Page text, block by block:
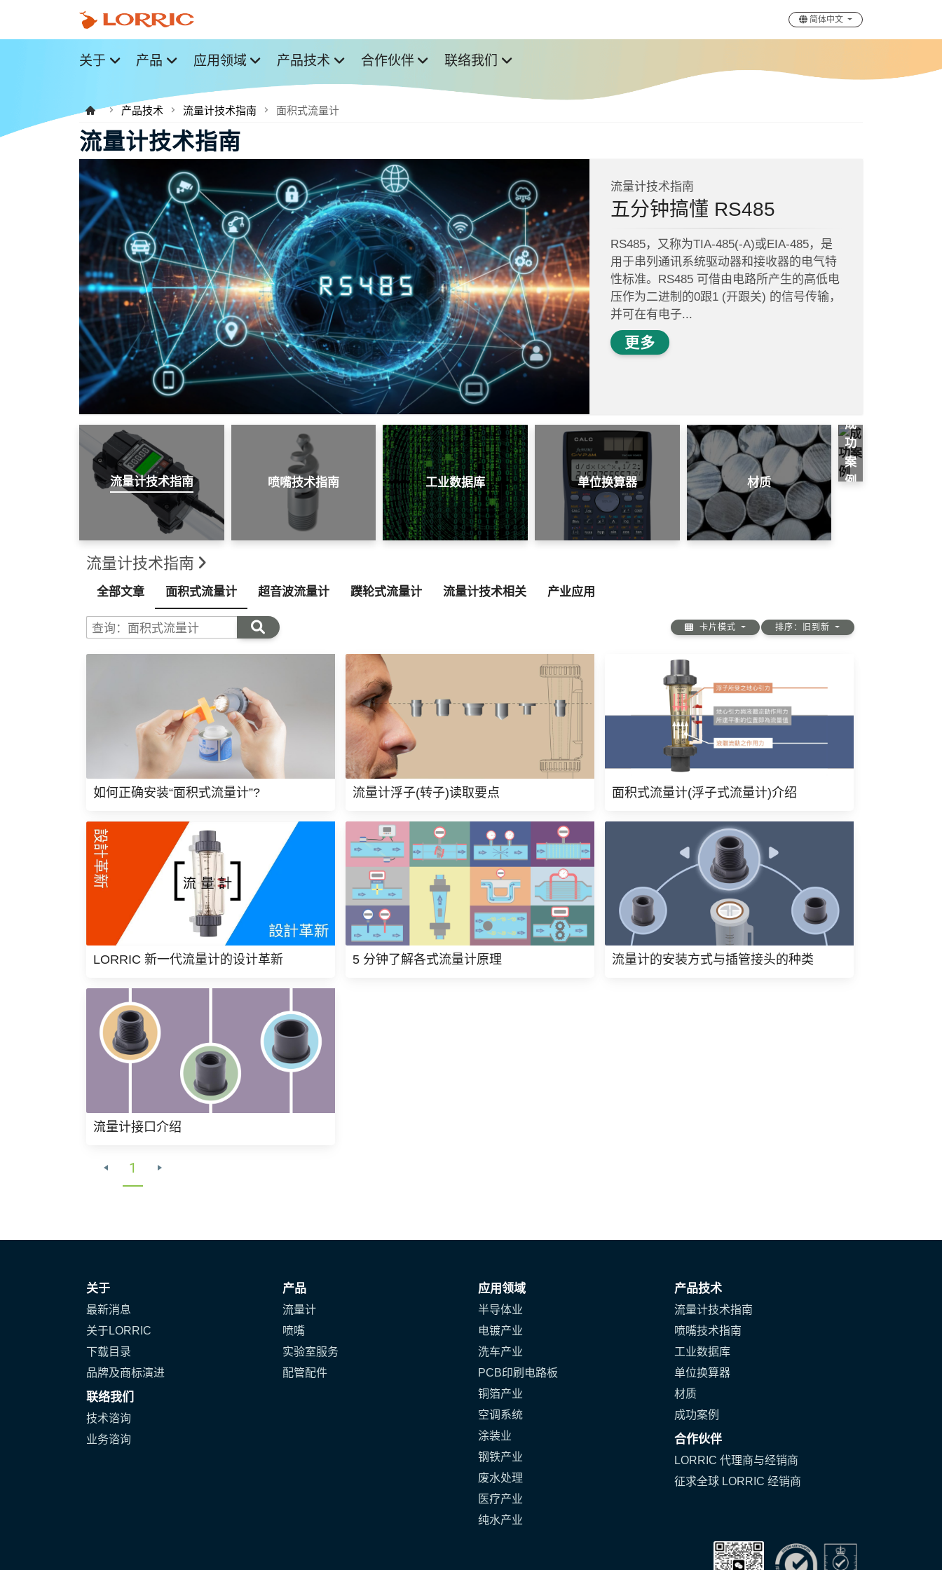
简体中文
关于 产品 应用领域 产品技术 合作伙伴 联络我们
产品技术 流量计技术指南 面积式流量计
流量计技术指南
流量计技术指南
五分钟搞懂 RS485
RS485，又称为TIA-485(-A)或EIA-485，是
用于串列通讯系统驱动器和接收器的电气特
性标准。RS485 可借由电路所产生的高低电
压作为二进制的0跟1 (开跟关) 的信号传输，
并可在有电子...
更多
流量计技术指南 喷嘴技术指南 工业数据库 单位换算器 材质
成
功
案
例
流量计技术指南
全部文章 面积式流量计 超音波流量计 蹼轮式流量计 流量计技术相关 产业应用
查询：面积式流量计 卡片模式 排序：旧到新
如何正确安装“面积式流量计”? 流量计浮子(转子)读取要点 面积式流量计(浮子式流量计)介绍
LORRIC 新一代流量计的设计革新 5 分钟了解各式流量计原理 流量计的安装方式与插管接头的种类
流量计接口介绍
1
关于
最新消息
关于LORRIC
下载目录
品牌及商标演进
联络我们
技术谘询
业务谘询
产品
流量计
喷嘴
实验室服务
配管配件
应用领域
半导体业
电镀产业
洗车产业
PCB印刷电路板
铜箔产业
空调系统
涂装业
钢铁产业
废水处理
医疗产业
纯水产业
产品技术
流量计技术指南
喷嘴技术指南
工业数据库
单位换算器
材质
成功案例
合作伙伴
LORRIC 代理商与经销商
征求全球 LORRIC 经销商